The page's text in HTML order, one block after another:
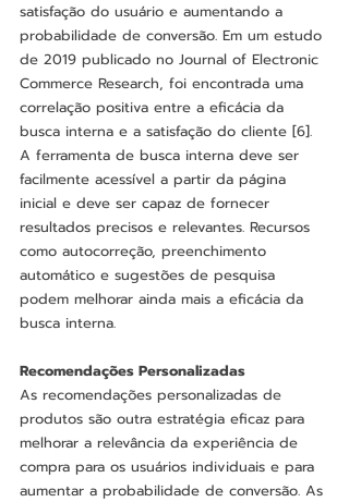
satisfação do usuário e aumentando a
probabilidade de conversão. Em um estudo
de 2019 publicado no Journal of Electronic
Commerce Research, foi encontrada uma
correlação positiva entre a eficácia da
busca interna e a satisfação do cliente [6].
A ferramenta de busca interna deve ser
facilmente acessível a partir da página
inicial e deve ser capaz de fornecer
resultados precisos e relevantes. Recursos
como autocorreção, preenchimento
automático e sugestões de pesquisa
podem melhorar ainda mais a eficácia da
busca interna.
Recomendações Personalizadas
As recomendações personalizadas de
produtos são outra estratégia eficaz para
melhorar a relevância da experiência de
compra para os usuários individuais e para
aumentar a probabilidade de conversão. As